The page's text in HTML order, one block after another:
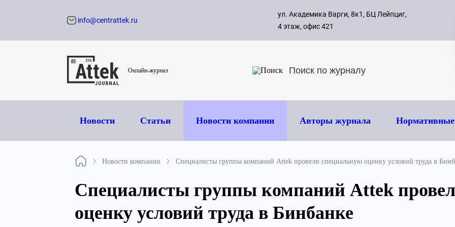
с 09:00
8 495
info@centrattek.ru
ул. Академика Варги, 8к1, БЦ Лейпциг,
4 этаж, офис 421
Онлайн-журнал
Новости Статьи Новости компании Авторы журнала
Новости компании Специалисты группы компаний Attek провели специальную оценку условий труда в
Специалисты группы компаний Attek
оценку условий труда в Бинбанке